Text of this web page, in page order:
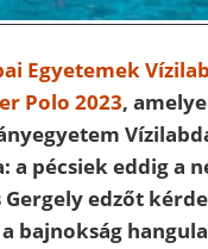
Egyetemek
Polo 2023,
pécsiek eddig a
edzőt
bajnokság